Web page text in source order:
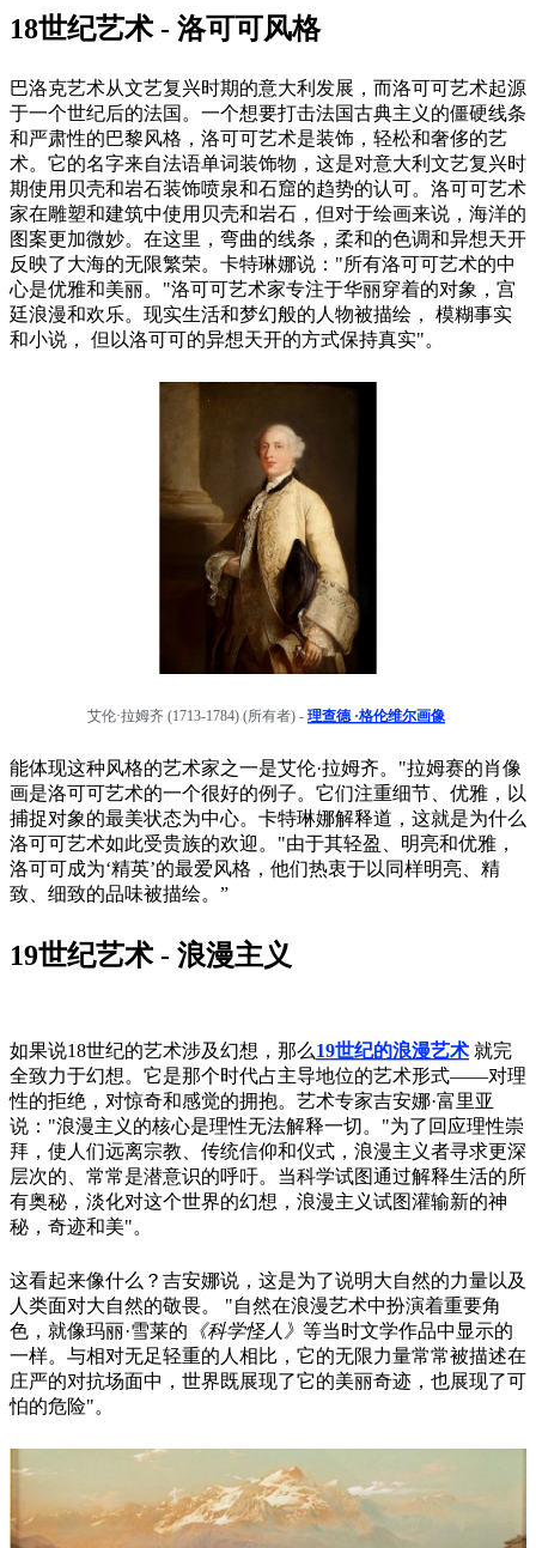
18世纪艺术 - 洛可可风格
巴洛克艺术从文艺复兴时期的意大利发展，而洛可可艺术起源
于一个世纪后的法国。一个想要打击法国古典主义的僵硬线条
和严肃性的巴黎风格，洛可可艺术是装饰，轻松和奢侈的艺
术。它的名字来自法语单词装饰物，这是对意大利文艺复兴时
期使用贝壳和岩石装饰喷泉和石窟的趋势的认可。洛可可艺术
家在雕塑和建筑中使用贝壳和岩石，但对于绘画来说，海洋的
图案更加微妙。在这里，弯曲的线条，柔和的色调和异想天开
反映了大海的无限繁荣。卡特琳娜说："所有洛可可艺术的中
心是优雅和美丽。"洛可可艺术家专注于华丽穿着的对象，宫
廷浪漫和欢乐。现实生活和梦幻般的人物被描绘， 模糊事实
和小说， 但以洛可可的异想天开的方式保持真实"。
艾伦·拉姆齐 (1713-1784) (所有者) - 理查德 ·格伦维尔画像
能体现这种风格的艺术家之一是艾伦·拉姆齐。"拉姆赛的肖像
画是洛可可艺术的一个很好的例子。它们注重细节、优雅，以
捕捉对象的最美状态为中心。卡特琳娜解释道，这就是为什么
洛可可艺术如此受贵族的欢迎。"由于其轻盈、明亮和优雅，
洛可可成为‘精英’的最爱风格，他们热衷于以同样明亮、精
致、细致的品味被描绘。”
19世纪艺术 - 浪漫主义
如果说18世纪的艺术涉及幻想，那么19世纪的浪漫艺术 就完
全致力于幻想。它是那个时代占主导地位的艺术形式——对理
性的拒绝，对惊奇和感觉的拥抱。艺术专家吉安娜·富里亚
说："浪漫主义的核心是理性无法解释一切。"为了回应理性崇
拜，使人们远离宗教、传统信仰和仪式，浪漫主义者寻求更深
层次的、常常是潜意识的呼吁。当科学试图通过解释生活的所
有奥秘，淡化对这个世界的幻想，浪漫主义试图灌输新的神
秘，奇迹和美"。
这看起来像什么？吉安娜说，这是为了说明大自然的力量以及
人类面对大自然的敬畏。 "自然在浪漫艺术中扮演着重要角
色，就像玛丽·雪莱的 《科学怪人》 等当时文学作品中显示的
一样。与相对无足轻重的人相比，它的无限力量常常被描述在
庄严的对抗场面中，世界既展现了它的美丽奇迹，也展现了可
怕的危险"。